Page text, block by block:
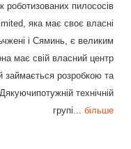
bāṅlā Norsk
Türkçe
Ukrainian Slovenčina
роботизованих пилососів
яка має своє власні
і Сяминь, є великим
має свій власний центр
займається розробкою та
технічній
групі... більше